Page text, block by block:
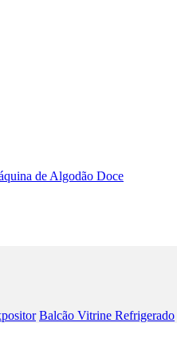
de Algodão Doce
Balcão Vitrine Refrigerado